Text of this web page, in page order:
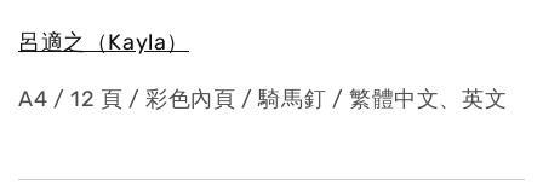
呂適之（Kayla）
A4 / 12 頁 / 彩色內頁 / 騎馬釘 / 繁體中文、英文